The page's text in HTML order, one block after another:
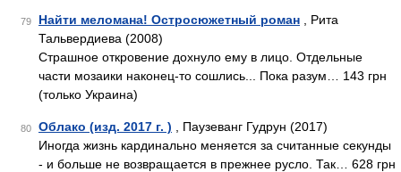
79 Найти меломана! Остросюжетный роман , Рита
Тальвердиева (2008)
Страшное откровение дохнуло ему в лицо. Отдельные
части мозаики наконец-то сошлись... Пока разум… 143 грн
(только Украина)
80 Облако (изд. 2017 г. ) , Паузеванг Гудрун (2017)
Иногда жизнь кардинально меняется за считанные секунды
- и больше не возвращается в прежнее русло. Так… 628 грн